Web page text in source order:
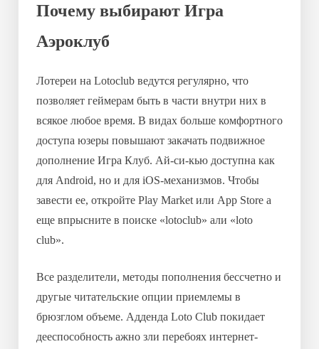
Почему выбирают Игра
Аэроклуб
Лотереи на Lotoclub ведутся регулярно, что
позволяет геймерам быть в части внутри них в
всякое любое время. В видах больше комфортного
доступа юзеры повышают закачать подвижное
дополнение Игра Клуб. Ай-си-кью доступна как
для Android, но и для iOS-механизмов. Чтобы
завести ее, откройте Play Market или App Store а
еще впрысните в поиске «lotoclub» али «loto
club».
Все разделители, методы пополнения бессчетно и
другые читательские опции приемлемы в
брюзглом объеме. Адденда Loto Club покидает
дееспособность ажно зли перебоях интернет-